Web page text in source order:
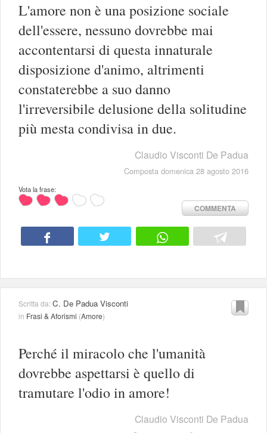
L'amore non è una posizione sociale
dell'essere, nessuno dovrebbe mai
accontentarsi di questa innaturale
disposizione d'animo, altrimenti
constaterebbe a suo danno
l'irreversibile delusione della solitudine
più mesta condivisa in due.
Claudio Visconti De Padua
Composta domenica 28 agosto 2016
Vota la frase:
COMMENTA
Scritta da:C. De Padua Visconti
in Frasi & Aforismi (Amore)
Perché il miracolo che l'umanità
dovrebbe aspettarsi è quello di
tramutare l'odio in amore!
Claudio Visconti De Padua